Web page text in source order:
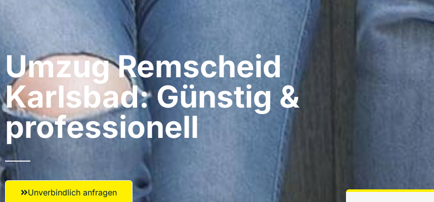
Umzug Remscheid​
Karlsbad: Günstig &
professionell​
Unverbindlich anfragen